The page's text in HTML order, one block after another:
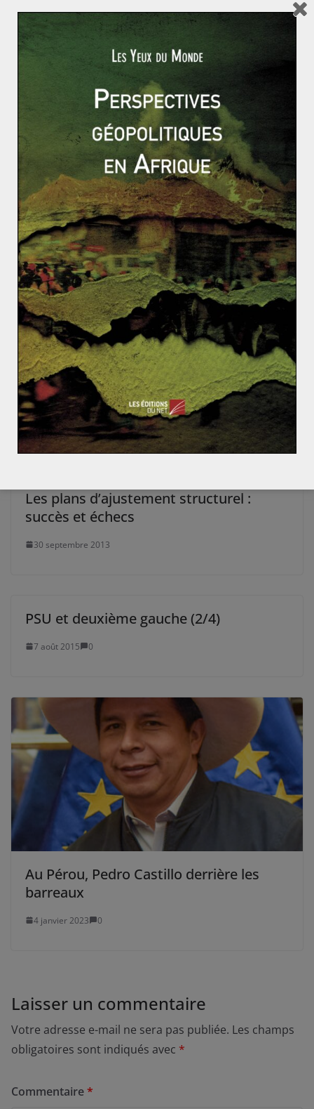
Nous sommes donc entrés, depuis quelques années,
dans une troisième ère de relations panaméricaine :
celle du bilatéralisme. Mercosur, ALBA, CAFTA,
voire ALENA et OEA (l’Organisation des Etats
Américains) n’ont plus qu’un sens politique, mais de
moins en moins économique. Chavez, volontiers
offensif contre les Etats-Unis dans ses discours
politiques, ne s’est pas privé de faire de son « ennemi »
le premier acheteur de son pétrole vénézuélien. Il faut
dire que la transition politique aux Etats-Unis, avec le
départ d’un Bush ne marchant guère dans les pas de la
ZLEA voulue par son père, et l’arrivée d’un Obama plus
ouvert et moins conservateur ont réduit la méfiance
réciproque entre les deux entités. D’où le
rapprochement historique récemment décidé entre les
Etats-Unis et Cuba, après des décennies d’embargo, et
d’autres enjeux persistants,
que nous détaillerons dans
une troisième partie.
Khorasan : l’autre principale cible de la coalition en S
yrie
Le pape François au Sri Lanka
Les plans d’ajustement structurel :
succès et échecs
30 septembre 2013
PSU et deuxième gauche (2/4)
7 août 2015 0
Au Pérou, Pedro Castillo derrière les
barreaux
4 janvier 2023 0
Laisser un commentaire
Votre adresse e-mail ne sera pas publiée. Les champs
obligatoires sont indiqués avec *
Commentaire*